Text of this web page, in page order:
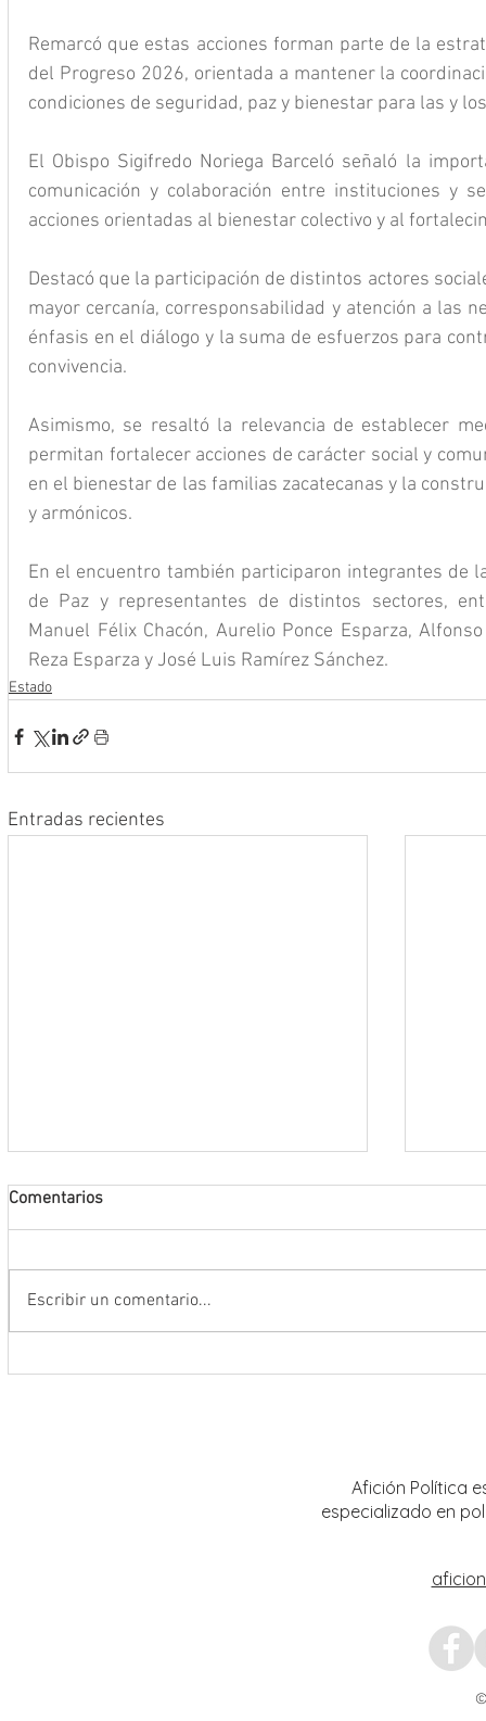
Remarcó que estas acciones forman parte de la
del Progreso 2026, orientada a mantener la
condiciones de seguridad, paz y bienestar para las y
El Obispo Sigifredo Noriega Barceló señaló la
comunicación y colaboración entre instituciones y
acciones orientadas al bienestar colectivo y al
Destacó que la participación de distintos actores
mayor cercanía, corresponsabilidad y atención a las
énfasis en el diálogo y la suma de esfuerzos para
convivencia.
Asimismo, se resaltó la relevancia de establecer
permitan fortalecer acciones de carácter social y
en el bienestar de las familias zacatecanas y la
y armónicos.
En el encuentro también participaron integrantes de
de Paz y representantes de distintos sectores,
Manuel Félix Chacón, Aurelio Ponce Esparza,
Reza Esparza y José Luis Ramírez Sánchez.
Estado
Entradas recientes
Comentarios
Escribir un comentario...
Afición Política
especializado en